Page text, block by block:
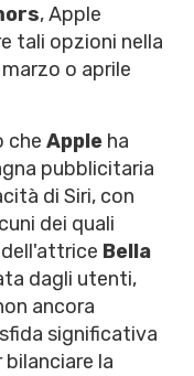
, Apple
tali opzioni nella
o aprile
che Apple ha
pubblicitaria
di Siri, con
dei quali
Bella
dagli utenti,
ancora
significativa
la